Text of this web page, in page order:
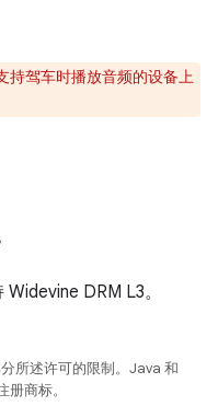
持驾车时播放音频的设备上
DRM L3。
所述许可的限制。Java 和
商标。